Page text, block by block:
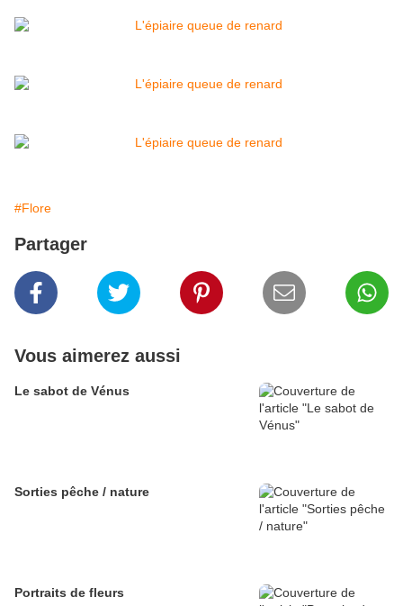
#Flore
Partager
Vous aimerez aussi
Le sabot de Vénus
Sorties pêche / nature
Portraits de fleurs